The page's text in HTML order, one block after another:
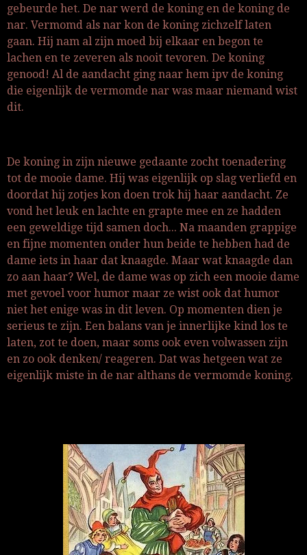
gebeurde het. De nar werd de koning en de koning de
nar. Vermomd als nar kon de koning zichzelf laten
gaan. Hij nam al zijn moed bij elkaar en begon te
lachen en te zeveren als nooit tevoren. De koning
genood! Al de aandacht ging naar hem ipv de koning
die eigenlijk de vermomde nar was maar niemand wist
dit.
De koning in zijn nieuwe gedaante zocht toenadering
tot de mooie dame. Hij was eigenlijk op slag verliefd en
doordat hij zotjes kon doen trok hij haar aandacht. Ze
vond het leuk en lachte en grapte mee en ze hadden
een geweldige tijd samen doch... Na maanden grappige
en fijne momenten onder hun beide te hebben had de
dame iets in haar dat knaagde. Maar wat knaagde dan
zo aan haar? Wel, de dame was op zich een mooie dame
met gevoel voor humor maar ze wist ook dat humor
niet het enige was in dit leven. Op momenten dien je
serieus te zijn. Een balans van je innerlijke kind los te
laten, zot te doen, maar soms ook even volwassen zijn
en zo ook denken/ reageren. Dat was hetgeen wat ze
eigenlijk miste in de nar althans de vermomde koning.